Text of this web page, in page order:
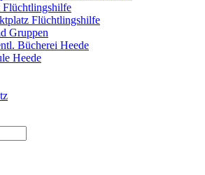
Flüchtlingshilfe
Gruppen
Bücherei Heede
Heede